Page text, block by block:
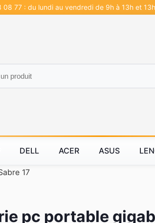
08 77 : du lundi au vendredi de 9h à 13h et
DELL ACER ASUS
17
pc portable